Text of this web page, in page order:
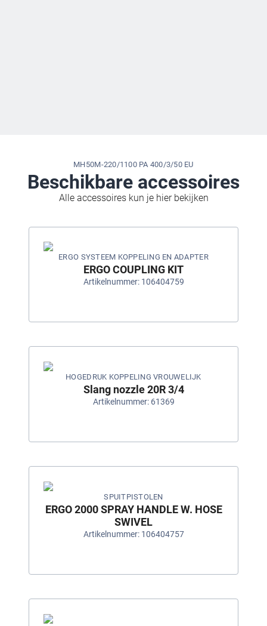
MH50M-220/1100 PA 400/3/50 EU
Beschikbare accessoires
Alle accessoires kun je hier bekijken
ERGO SYSTEEM KOPPELING EN ADAPTER
ERGO COUPLING KIT
Artikelnummer: 106404759
HOGEDRUK KOPPELING VROUWELIJK
Slang nozzle 20R 3/4
Artikelnummer: 61369
SPUITPISTOLEN
ERGO 2000 SPRAY HANDLE W. HOSE
SWIVEL
Artikelnummer: 106404757